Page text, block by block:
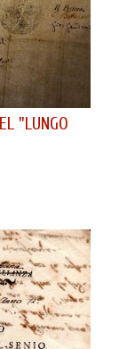
"LUNGO